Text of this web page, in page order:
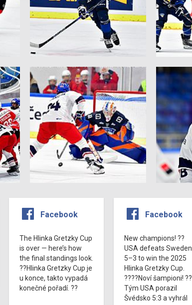
Facebook
The Hlinka Gretzky Cup
is over — here’s how
the final standings look.
??Hlinka Gretzky Cup je
u konce, takto vypadá
konečné pořadí. ??
Facebook
New champions! ??
USA defeats Sweden
5–3 to win the 2025
Hlinka Gretzky Cup.
????Noví šampioni! ??
Tým USA porazil
Švédsko 5:3 a vyhrál